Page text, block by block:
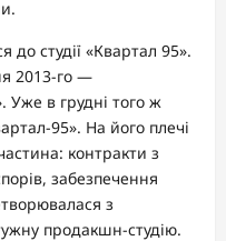
до студії «Квартал 95».
2013-го —
Уже в грудні того ж
95». На його плечі
контракти з
забезпечення
з
продакшн-студію.